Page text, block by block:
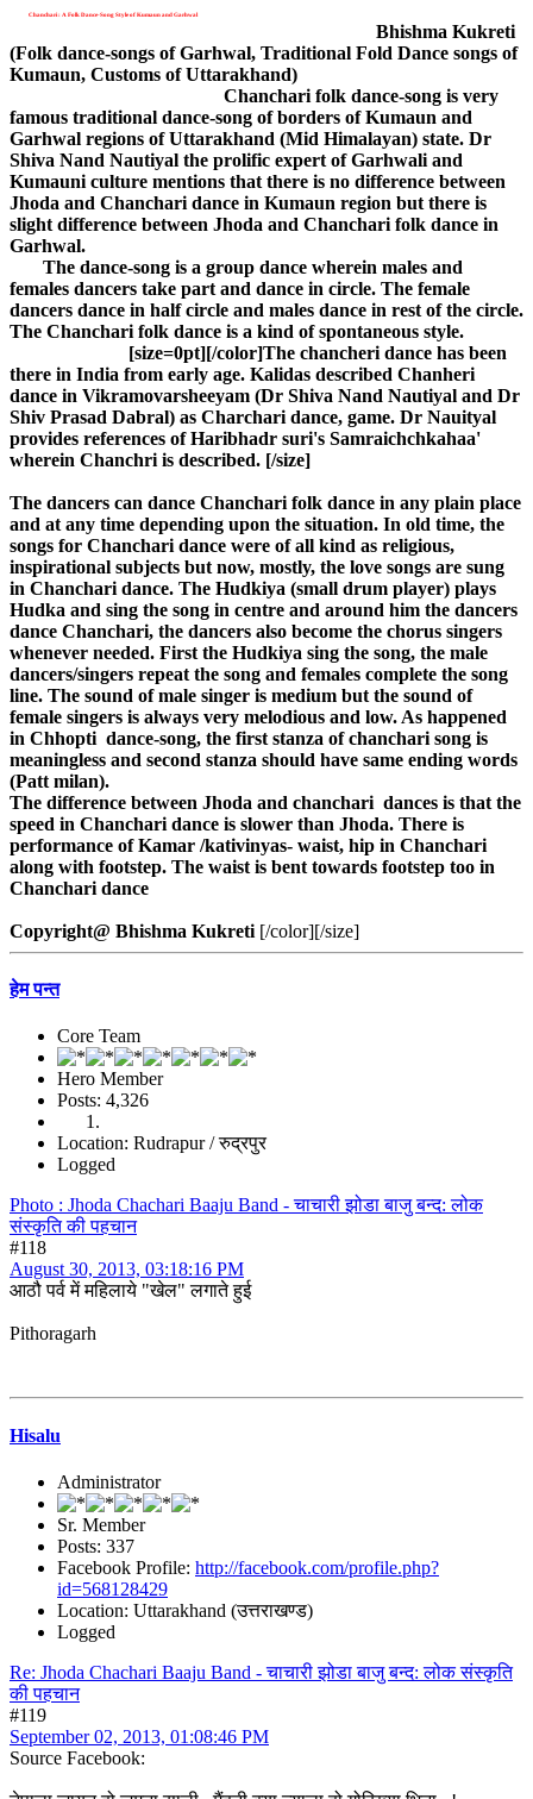
Chanchari : A Folk Dance-Song Style of Kumaun and Garhwal
Bhishma Kukreti
(Folk dance-songs of Garhwal, Traditional Fold Dance songs of
Kumaun, Customs of Uttarakhand)
Chanchari folk dance-song is very
famous traditional dance-song of borders of Kumaun and
Garhwal regions of Uttarakhand (Mid Himalayan) state. Dr
Shiva Nand Nautiyal the prolific expert of Garhwali and
Kumauni culture mentions that there is no difference between
Jhoda and Chanchari dance in Kumaun region but there is
slight difference between Jhoda and Chanchari folk dance in
Garhwal.
The dance-song is a group dance wherein males and
females dancers take part and dance in circle. The female
dancers dance in half circle and males dance in rest of the circle.
The Chanchari folk dance is a kind of spontaneous style.
[size=0pt][/color]The chancheri dance has been
there in India from early age. Kalidas described Chanheri
dance in Vikramovarsheeyam (Dr Shiva Nand Nautiyal and Dr
Shiv Prasad Dabral) as Charchari dance, game. Dr Nauityal
provides references of Haribhadr suri's Samraichchkahaa'
wherein Chanchri is described. [/size]
The dancers can dance Chanchari folk dance in any plain place
and at any time depending upon the situation. In old time, the
songs for Chanchari dance were of all kind as religious,
inspirational subjects but now, mostly, the love songs are sung
in Chanchari dance. The Hudkiya (small drum player) plays
Hudka and sing the song in centre and around him the dancers
dance Chanchari, the dancers also become the chorus singers
whenever needed. First the Hudkiya sing the song, the male
dancers/singers repeat the song and females complete the song
line. The sound of male singer is medium but the sound of
female singers is always very melodious and low. As happened
in Chhopti dance-song, the first stanza of chanchari song is
meaningless and second stanza should have same ending words
(Patt milan).
The difference between Jhoda and chanchari dances is that the
speed in Chanchari dance is slower than Jhoda. There is
performance of Kamar /kativinyas- waist, hip in Chanchari
along with footstep. The waist is bent towards footstep too in
Chanchari dance
Copyright@ Bhishma Kukreti [/color][/size]
हेम पन्त
Core Team
Hero Member
Posts: 4,326
Location: Rudrapur / रुद्रपुर
Logged
Photo : Jhoda Chachari Baaju Band - चाचारी झोडा बाजु बन्द: लोक
संस्कृति की पहचान
#118
August 30, 2013, 03:18:16 PM
आठौ पर्व में महिलाये "खेल" लगाते हुई
Pithoragarh
Hisalu
Administrator
Sr. Member
Posts: 337
Facebook Profile: http://facebook.com/profile.php?
id=568128429
Location: Uttarakhand (उत्तराखण्ड)
Logged
Re: Jhoda Chachari Baaju Band - चाचारी झोडा बाजु बन्द: लोक संस्कृति
की पहचान
#119
September 02, 2013, 01:08:46 PM
Source Facebook: